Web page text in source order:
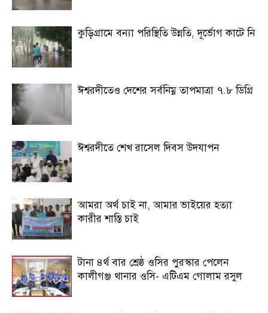
কুড়িগ্রামে বন্যা পরিস্থিতি উন্নতি, দূর্ভোগ কাটে নি
ঈশ্বরদীতেও দেশের সর্বনিম্ন তাপমাত্রা ৭.৮ ডিগ্রি
ঈশ্বরদীতে শেখ রাসেল দিবস উদযাপন
আমরা অর্থ চাই না, আমার ভাইয়ের হত্যা
কারীর শাস্তি চাই
টানা ৪র্থ বার শ্রেষ্ঠ ওসির পুরস্কার পেলেন
কালীগঞ্জ থানার ওসি- এটিএম গোলাম রসুল